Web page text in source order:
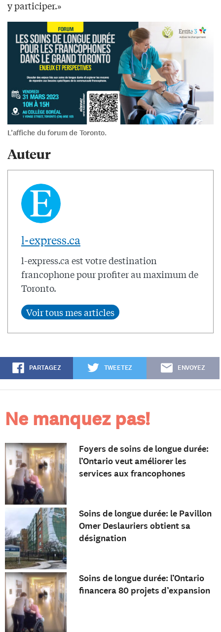
y participer.»
L’affiche du forum de Toronto.
Auteur
l-express.ca
l-express.ca est votre destination
francophone pour profiter au maximum de
Toronto.
PARTAGEZ TWEETEZ ENVOYEZ
Ne manquez pas!
Foyers de soins de longue durée:
l’Ontario veut améliorer les
services aux francophones
Soins de longue durée: le Pavillon
Omer Deslauriers obtient sa
désignation
Soins de longue durée: l’Ontario
financera 80 projets d’expansion